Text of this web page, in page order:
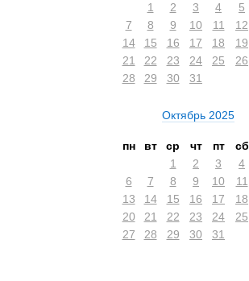
1
2 3 4 5
7
8 9 10 11 12
14
15 16 17 18 19
21
22 23 24 25 26
28
29 30 31
Октябрь 2025
пн вт ср чт пт сб
1
2 3 4
6
7 8 9 10 11
13
14 15 16 17 18
20
21 22 23 24 25
27
28 29 30 31